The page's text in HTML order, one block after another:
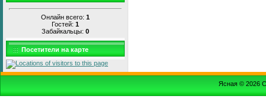
Онлайн всего: 1
Гостей: 1
Забайкальцы: 0
Посетители на карте
Ясная © 2026